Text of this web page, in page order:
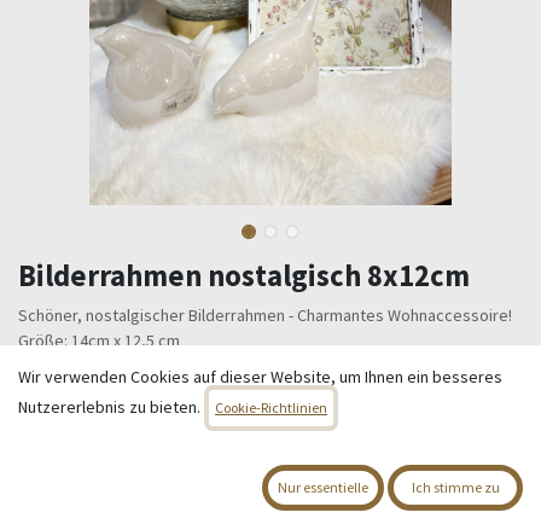
Bilderrahmen nostalgisch 8x12cm
Schöner, nostalgischer Bilderrahmen - Charmantes Wohnaccessoire!
Größe: 14cm x 12,5 cm
Bildergröße: 8 cm x 12 cm
16,95€ Alle Preise inkl. MwSt.zzgl. Versandkosten
Wir verwenden Cookies auf dieser Website, um Ihnen ein besseres
Nutzererlebnis zu bieten.
Cookie-Richtlinien
Nur essentielle Ich stimme zu